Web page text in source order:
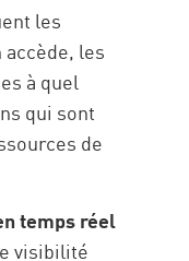
les
les
à quel
qui sont
de
temps réel
visibilité